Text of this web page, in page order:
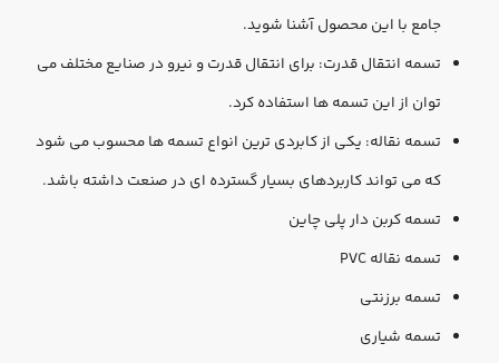
جامع با این محصول آشنا شوید.
توان از این تسمه ها استفاده کرد.
که می تواند کاربردهای بسیار گسترده ای در صنعت داشته باشد.
تسمه کربن دار پلی چاین
تسمه نقاله PVC
تسمه برزنتی
تسمه شیاری